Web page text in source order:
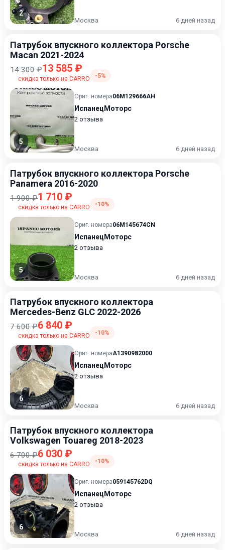
2
Москва 6 дней назад
Патрубок впускного коллектора Porsche
Macan 2021-2024
14 300 ₽13 585 ₽
скидка только на CARRO -5%
5
Ориг. номера06M129666AH
ИспанецМоторс
2 отзыва
Москва 6 дней назад
Патрубок впускного коллектора Porsche
Panamera 2016-2020
1 900 ₽1 710 ₽
скидка только на CARRO -10%
5
Ориг. номера06M145674CN
ИспанецМоторс
2 отзыва
Москва 6 дней назад
Патрубок впускного коллектора
Mercedes-Benz GLC 2022-2026
7 600 ₽6 840 ₽
скидка только на CARRO -10%
6
Ориг. номераA1390982000
ИспанецМоторс
2 отзыва
Москва 6 дней назад
Патрубок впускного коллектора
Volkswagen Touareg 2018-2023
6 700 ₽6 030 ₽
скидка только на CARRO -10%
6
Ориг. номера059145762DQ
ИспанецМоторс
2 отзыва
Москва 6 дней назад